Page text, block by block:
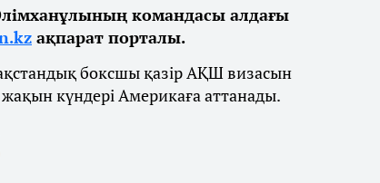
командасы алдағы
ақпарат порталы.
боксшы қазір АҚШ визасын
күндері Америкаға аттанады.